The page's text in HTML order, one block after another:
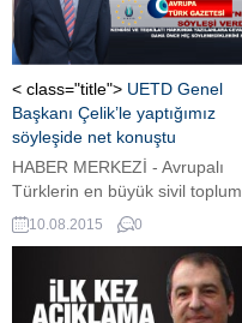
< class="title"> UETD Genel
Başkanı Çelik’le yaptığımız
söyleşide net konuştu
HABER MERKEZİ - Avrupalı
Türklerin en büyük sivil toplum
kuruluşlarından bir tanesi olan
ve AK Parti’ye yakınlığıyla
tanınan Avrupalı Türk
Demokratlar Birliği’nin Genel
Başkanı Süleyman Çelik,
10.08.2015 0